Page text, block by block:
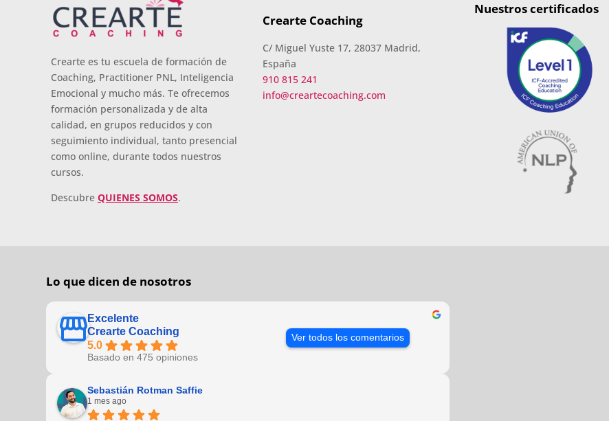
Crearte es tu escuela de formación de
Coaching, Practitioner PNL, Inteligencia
Emocional y mucho más. Te ofrecemos
formación personalizada y de alta
calidad, en grupos reducidos y con
seguimiento individual, tanto presencial
como online, durante todos nuestros
cursos.
Descubre QUIENES SOMOS.
Crearte Coaching
C/ Miguel Yuste 17, 28037 Madrid,
España
910 815 241
info@creartecoaching.com
Nuestros certificados
Lo que dicen de nosotros
Excelente
Crearte Coaching
5.0
Basado en 475 opiniones
Ver todos los comentarios
Sebastián Rotman Saffie
1 mes ago